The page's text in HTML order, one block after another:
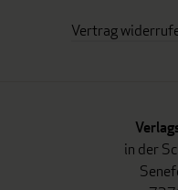
Vertrag
in der